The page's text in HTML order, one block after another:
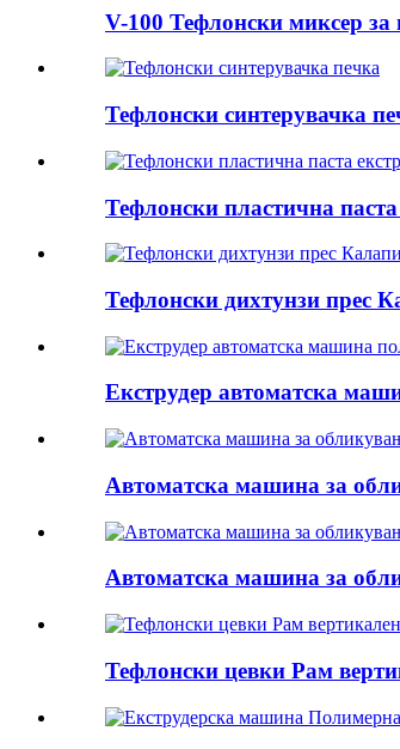
V-100 Тефлонски миксер за
Тефлонски синтерувачка
Тефлонски пластична
Тефлонски дихтунзи прес
Екструдер автоматска
Автоматска машина за
Автоматска машина за
Тефлонски цевки Рам